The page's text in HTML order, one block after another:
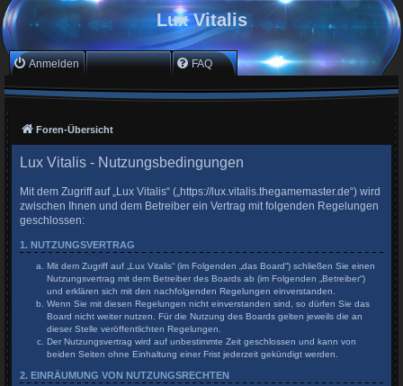
Lux Vitalis
Anmelden Registrieren FAQ
Foren-Übersicht
Lux Vitalis - Nutzungsbedingungen
Mit dem Zugriff auf „Lux Vitalis“ („https://lux.vitalis.thegamemaster.de“) wird
zwischen Ihnen und dem Betreiber ein Vertrag mit folgenden Regelungen
geschlossen:
1. NUTZUNGSVERTRAG
Mit dem Zugriff auf „Lux Vitalis“ (im Folgenden „das Board“) schließen Sie einen
Nutzungsvertrag mit dem Betreiber des Boards ab (im Folgenden „Betreiber“)
und erklären sich mit den nachfolgenden Regelungen einverstanden.
Wenn Sie mit diesen Regelungen nicht einverstanden sind, so dürfen Sie das
Board nicht weiter nutzen. Für die Nutzung des Boards gelten jeweils die an
dieser Stelle veröffentlichten Regelungen.
Der Nutzungsvertrag wird auf unbestimmte Zeit geschlossen und kann von
beiden Seiten ohne Einhaltung einer Frist jederzeit gekündigt werden.
2. EINRÄUMUNG VON NUTZUNGSRECHTEN